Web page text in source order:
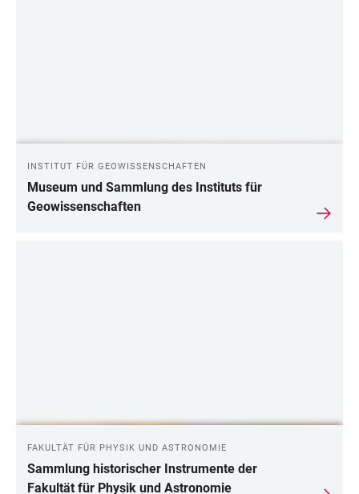
INSTITUT FÜR GEOWISSENSCHAFTEN
Museum und Sammlung des Instituts für
Geowissenschaften
FAKULTÄT FÜR PHYSIK UND ASTRONOMIE
Sammlung historischer Instrumente der
Fakultät für Physik und Astronomie